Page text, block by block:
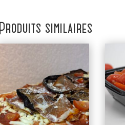
Produits similaires